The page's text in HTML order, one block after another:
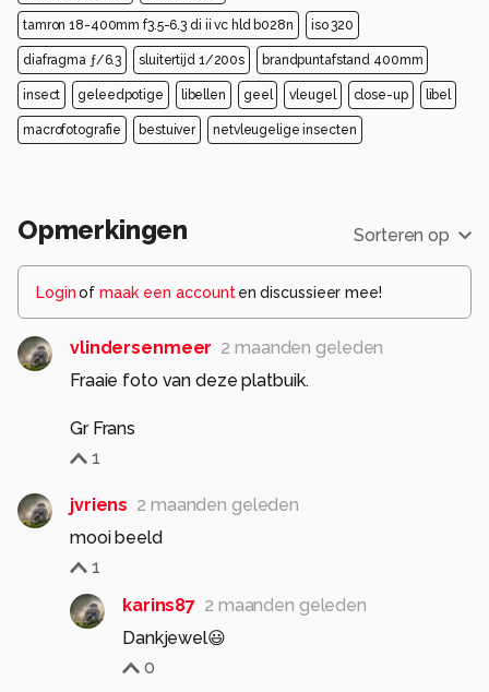
tamron 18-400mm f3.5-6.3 di ii vc hld b028n iso 320
diafragma ƒ/6.3 sluitertijd 1/200s brandpuntafstand 400mm
insect geleedpotige libellen geel vleugel close-up libel
macrofotografie bestuiver netvleugelige insecten
Opmerkingen Sorteren op
Loginof maak een account en discussieer mee!
vlindersenmeer 2 maanden geleden
Fraaie foto van deze platbuik.
Gr Frans
1
jvriens 2 maanden geleden
mooi beeld
1
karins87 2 maanden geleden
Dankjewel😃
0